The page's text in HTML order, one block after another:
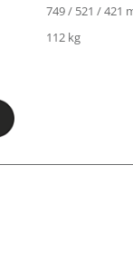
749 / 521 / 421
112 kg